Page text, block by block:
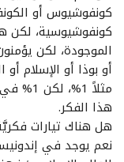
كونفوشيوس أو
كونفوشيوسية، لكن
الموجودة، لكن
أو بوذا أو الإسلام
هذا الفكر.
هل هناك تيارات
نعم يوجد في